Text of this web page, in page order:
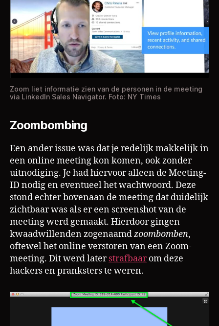
Zoom liet informatie zien van de personen in de meeting
via LinkedIn Sales Navigator. Foto: NY Times
Zoombombing
Een ander issue was dat je redelijk makkelijk in
een online meeting kon komen, ook zonder
uitnodiging. Je had hiervoor alleen de Meeting-
ID nodig en eventueel het wachtwoord. Deze
stond echter bovenaan de meeting dat duidelijk
zichtbaar was als er een screenshot van de
meeting werd gemaakt. Hierdoor gingen
kwaadwillenden zogenaamdzoombomben,
oftewel het online verstoren van een Zoom-
meeting. Dit werd laterstrafbaarom deze
hackers en pranksters te weren.